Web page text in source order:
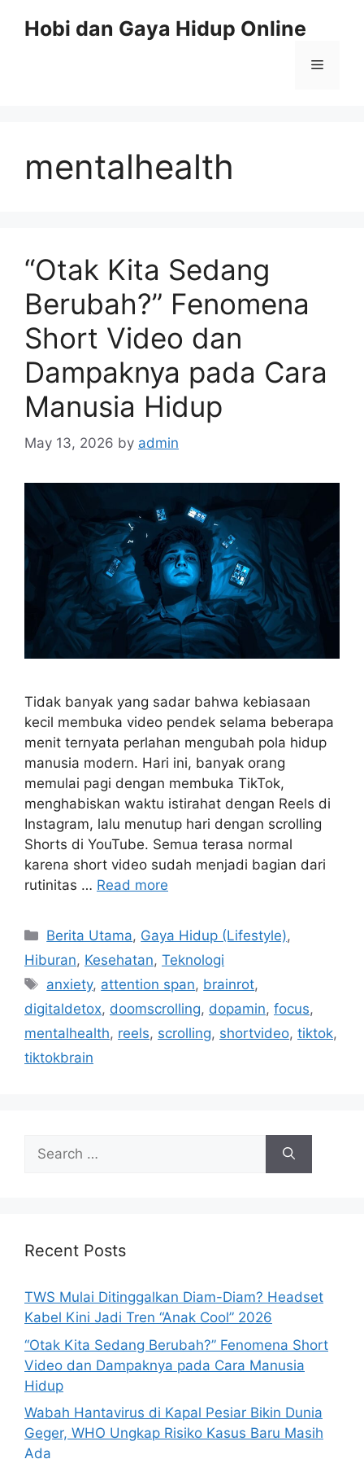
Hobi dan Gaya Hidup Online
Menu
mentalhealth
“Otak Kita Sedang
Berubah?” Fenomena
Short Video dan
Dampaknya pada Cara
Manusia Hidup
May 13, 2026 by admin
Tidak banyak yang sadar bahwa kebiasaan
kecil membuka video pendek selama beberapa
menit ternyata perlahan mengubah pola hidup
manusia modern. Hari ini, banyak orang
memulai pagi dengan membuka TikTok,
menghabiskan waktu istirahat dengan Reels di
Instagram, lalu menutup hari dengan scrolling
Shorts di YouTube. Semua terasa normal
karena short video sudah menjadi bagian dari
rutinitas … Read more
C
a
e
g
o
r
Berita Utama, Gaya Hidup (Lifestyle),
Hiburan, Kesehatan, Teknologi
T
a
s
anxiety, attention span, brainrot,
digitaldetox, doomscrolling, dopamin, focus,
mentalhealth, reels, scrolling, shortvideo, tiktok,
tiktokbrain
h
r
:
Recent Posts
TWS Mulai Ditinggalkan Diam-Diam? Headset
Kabel Kini Jadi Tren “Anak Cool” 2026
“Otak Kita Sedang Berubah?” Fenomena Short
Video dan Dampaknya pada Cara Manusia
Hidup
Wabah Hantavirus di Kapal Pesiar Bikin Dunia
Geger, WHO Ungkap Risiko Kasus Baru Masih
Ada